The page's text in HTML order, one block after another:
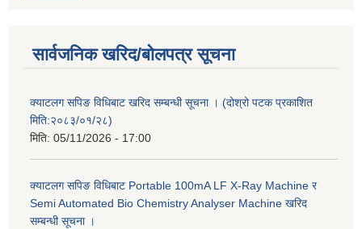
सार्वजनिक खरिद/बोलपत्र सूचना
क्याटलग सपिङ विधिबाट खरिद सम्बन्धी सूचना । (दोश्रो पटक प्रकाशित
मिति:२०८३/०१/२८)
मिति: 05/11/2026 - 17:00
क्याटलग सपिङ विधिबाट Portable 100mA LF X-Ray Machine र
Semi Automated Bio Chemistry Analyser Machine खरिद
सम्बन्धी सूचना ।